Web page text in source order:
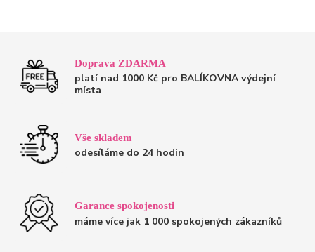
Doprava ZDARMA
platí nad 1000 Kč pro BALÍKOVNA výdejní
místa
Vše skladem
odesíláme do 24 hodin
Garance spokojenosti
máme více jak 1 000 spokojených zákazníků